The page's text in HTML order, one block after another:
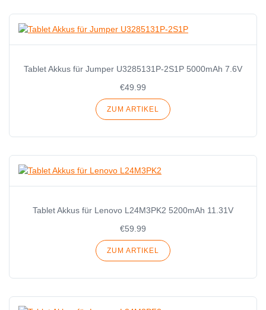
Tablet Akkus für Jumper U3285131P-2S1P 5000mAh 7.6V
€49.99
ZUM ARTIKEL
Tablet Akkus für Lenovo L24M3PK2 5200mAh 11.31V
€59.99
ZUM ARTIKEL